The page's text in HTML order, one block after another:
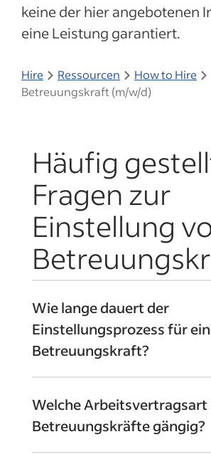
keine der hier angebotenen
eine Leistung garantiert.
Hire Ressourcen
How to Hire
Betreuungskraft (m/w/d)
Häufig
Fragen zur
Einstellung
Wie lange dauert der
Einstellungsprozess für
Betreuungskraft?
Stellenausschreibung bis
Vertragsunterschrift beträgt
Welche
Betreuungskräfte gängig?